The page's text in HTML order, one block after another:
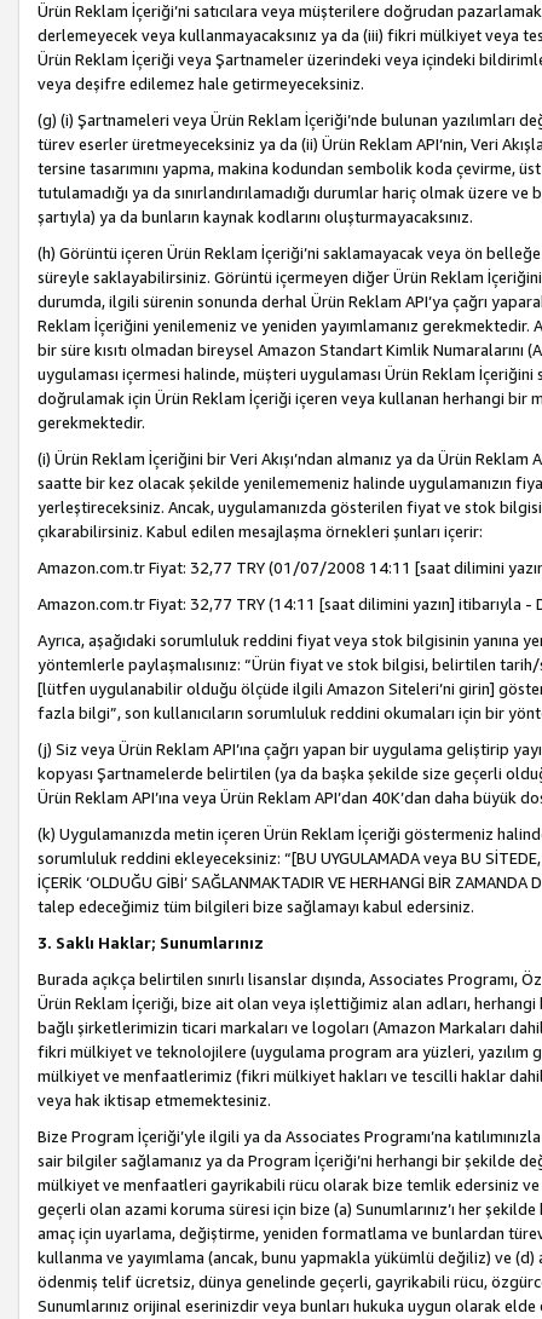
Ürün Reklam İçeriği’ni satıcılara veya müşterilere doğrudan
derlemeyecek veya kullanmayacaksınız ya da (iii) fikri mülkiyet veya
Ürün Reklam İçeriği veya Şartnameler üzerindeki veya içindeki
veya deşifre edilemez hale getirmeyeceksiniz.
(g) (i) Şartnameleri veya Ürün Reklam İçeriği’nde bulunan
türev eserler üretmeyeceksiniz ya da (ii) Ürün Reklam API’nin, Veri
tersine tasarımını yapma, makina kodundan sembolik koda çevirme,
tutulamadığı ya da sınırlandırılamadığı durumlar hariç olmak üzere
şartıyla) ya da bunların kaynak kodlarını oluşturmayacaksınız.
(h) Görüntü içeren Ürün Reklam İçeriği’ni saklamayacak veya ön
süreyle saklayabilirsiniz. Görüntü içermeyen diğer Ürün Reklam
durumda, ilgili sürenin sonunda derhal Ürün Reklam API’ya çağrı
Reklam İçeriğini yenilemeniz ve yeniden yayımlamanız gerekmektedir.
bir süre kısıtı olmadan bireysel Amazon Standart Kimlik Numaralarını
uygulaması içermesi halinde, müşteri uygulaması Ürün Reklam
doğrulamak için Ürün Reklam İçeriği içeren veya kullanan herhangi bir
gerekmektedir.
(i) Ürün Reklam İçeriğini bir Veri Akışı’ndan almanız ya da Ürün
saatte bir kez olacak şekilde yenilememeniz halinde uygulamanızın
yerleştireceksiniz. Ancak, uygulamanızda gösterilen fiyat ve stok
çıkarabilirsiniz. Kabul edilen mesajlaşma örnekleri şunları içerir:
Amazon.com.tr Fiyat: 32,77 TRY (01/07/2008 14:11 [saat dilimini
Amazon.com.tr Fiyat: 32,77 TRY (14:11 [saat dilimini yazın] itibarıyla -
Ayrıca, aşağıdaki sorumluluk reddini fiyat veya stok bilgisinin yanına
yöntemlerle paylaşmalısınız: “Ürün fiyat ve stok bilgisi, belirtilen
[lütfen uygulanabilir olduğu ölçüde ilgili Amazon Siteleri’ni girin]
fazla bilgi”, son kullanıcıların sorumluluk reddini okumaları için bir
(j) Siz veya Ürün Reklam API’ına çağrı yapan bir uygulama geliştirip
kopyası Şartnamelerde belirtilen (ya da başka şekilde size geçerli
Ürün Reklam API’ına veya Ürün Reklam API’dan 40K’dan daha büyük
(k) Uygulamanızda metin içeren Ürün Reklam İçeriği göstermeniz
sorumluluk reddini ekleyeceksiniz: “[BU UYGULAMADA veya BU SİTEDE,
İÇERİK ‘OLDUĞU GİBİ’ SAĞLANMAKTADIR VE HERHANGİ BİR
talep edeceğimiz tüm bilgileri bize sağlamayı kabul edersiniz.
3. Saklı Haklar; Sunumlarınız
Burada açıkça belirtilen sınırlı lisanslar dışında, Associates Programı,
Ürün Reklam İçeriği, bize ait olan veya işlettiğimiz alan adları,
bağlı şirketlerimizin ticari markaları ve logoları (Amazon Markaları
fikri mülkiyet ve teknolojilere (uygulama program ara yüzleri,
mülkiyet ve menfaatlerimiz (fikri mülkiyet hakları ve tescilli haklar
veya hak iktisap etmemektesiniz.
Bize Program İçeriği’yle ilgili ya da Associates Programı’na
sair bilgiler sağlamanız ya da Program İçeriği’ni herhangi bir şekilde
mülkiyet ve menfaatleri gayrikabili rücu olarak bize temlik edersiniz ve
geçerli olan azami koruma süresi için bize (a) Sunumlarınız’ı her
amaç için uyarlama, değiştirme, yeniden formatlama ve bunlardan türev
kullanma ve yayımlama (ancak, bunu yapmakla yükümlü değiliz) ve
ödenmiş telif ücretsiz, dünya genelinde geçerli, gayrikabili rücu,
Sunumlarınız orijinal eserinizdir veya bunları hukuka uygun olarak